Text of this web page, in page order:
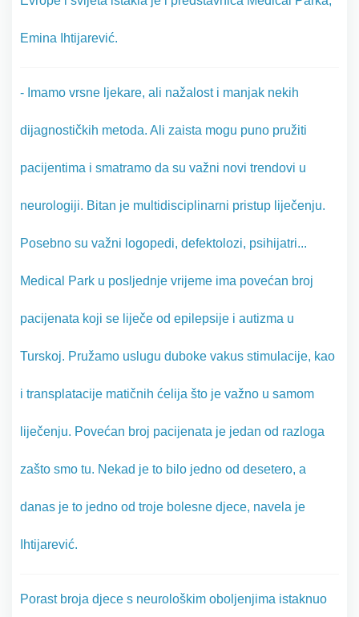
Emina Ihtijarević.
- Imamo vrsne ljekare, ali nažalost i manjak nekih
dijagnostičkih metoda. Ali zaista mogu puno pružiti
pacijentima i smatramo da su važni novi trendovi u
neurologiji. Bitan je multidisciplinarni pristup liječenju.
Posebno su važni logopedi, defektolozi, psihijatri...
Medical Park u posljednje vrijeme ima povećan broj
pacijenata koji se liječe od epilepsije i autizma u
Turskoj. Pružamo uslugu duboke vakus stimulacije, kao
i transplatacije matičnih ćelija što je važno u samom
liječenju. Povećan broj pacijenata je jedan od razloga
zašto smo tu. Nekad je to bilo jedno od desetero, a
danas je to jedno od troje bolesne djece, navela je
Ihtijarević.
Porast broja djece s neurološkim oboljenjima istaknuo